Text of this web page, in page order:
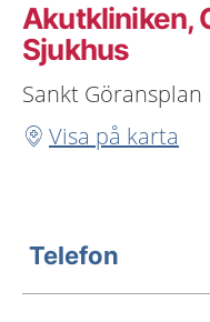
Akutkliniken,
Sjukhus
Sankt Göransplan
Visa på karta
Telefon